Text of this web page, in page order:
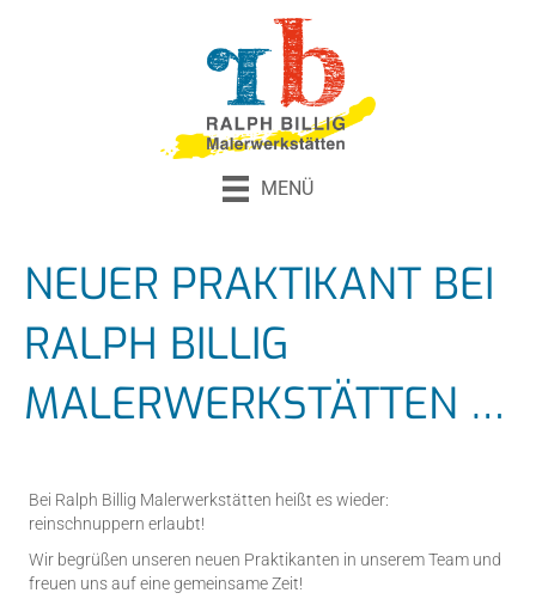
MENÜ
NEUER PRAKTIKANT BEI
RALPH BILLIG
MALERWERKSTÄTTEN …
Bei Ralph Billig Malerwerkstätten heißt es wieder:
reinschnuppern erlaubt!
Wir begrüßen unseren neuen Praktikanten in unserem Team und
freuen uns auf eine gemeinsame Zeit!